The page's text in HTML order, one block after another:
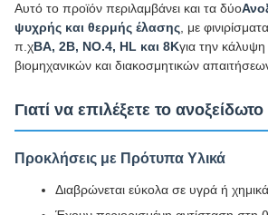
Αυτό το προϊόν περιλαμβάνει και τα δύο
ψυχρής και θερμής έλασης , με
π.χBA, 2B, NO.4, HL και 8Kγια την κάλυψη
βιομηχανικών και διακοσμητικών
Γιατί να επιλέξετε το
Προκλήσεις με Πρότυπα Υλικά
Διαβρώνεται εύκολα σε υγρά ή